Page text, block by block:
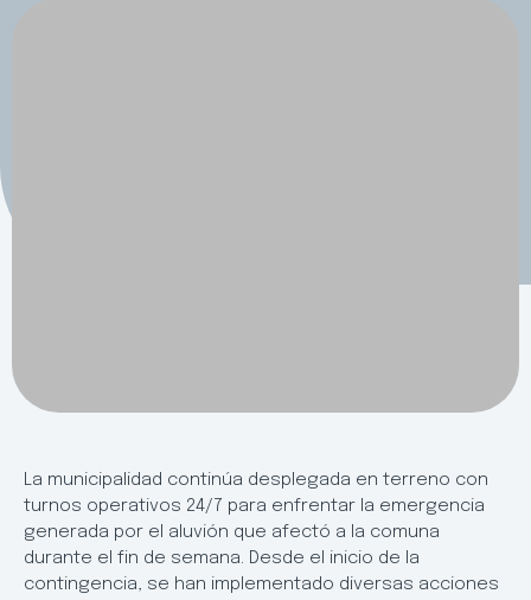
La municipalidad continúa desplegada en terreno con
turnos operativos 24/7 para enfrentar la emergencia
generada por el aluvión que afectó a la comuna
durante el fin de semana. Desde el inicio de la
contingencia, se han implementado diversas acciones